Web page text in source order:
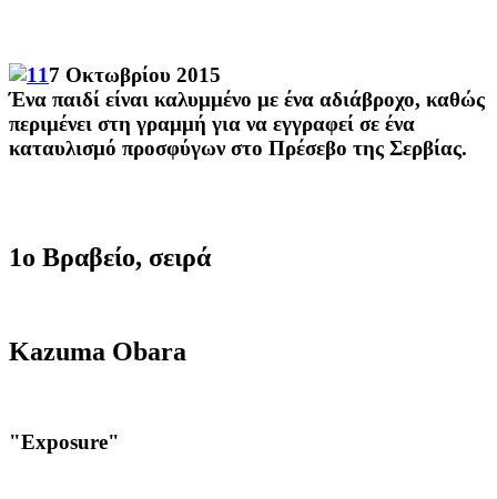
7 Οκτωβρίου 2015
Ένα παιδί είναι καλυμμένo με ένα αδιάβροχο, καθώς
περιμένει στη γραμμή για να εγγραφεί σε ένα
καταυλισμό προσφύγων στο Πρέσεβο της Σερβίας.
1ο Βραβείο, σειρά
Kazuma Obara
"Exposure"